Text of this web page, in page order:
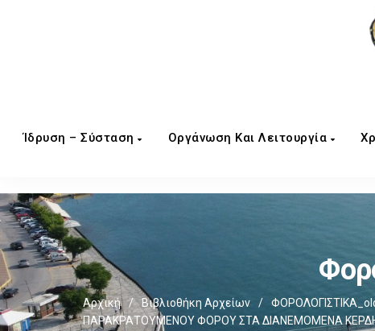
Ίδρυση – Σύσταση Οργάνωση Και Λειτουργία
Αρχική / Βιβλιοθήκη Αρχείων /
ΠΑΡΑΚΡΑΤΟΥΜΕΝΟΥ ΦΟΡΟΥ ΣΤΑ ΔΙΑΝΕΜΟΜΕΝΑ ΚΕΡΔΗ